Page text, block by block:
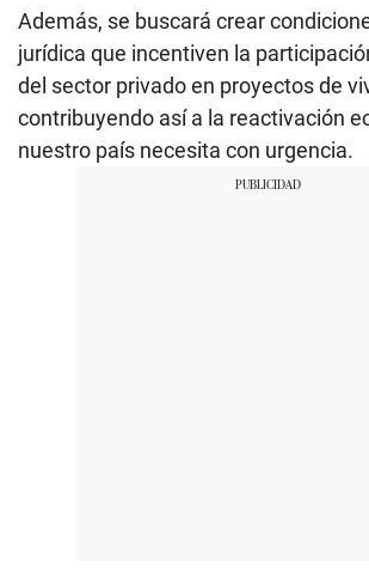
Además, se buscará crear
jurídica que incentiven la
del sector privado en proyectos de
contribuyendo así a la reactivación
nuestro país necesita con urgencia.